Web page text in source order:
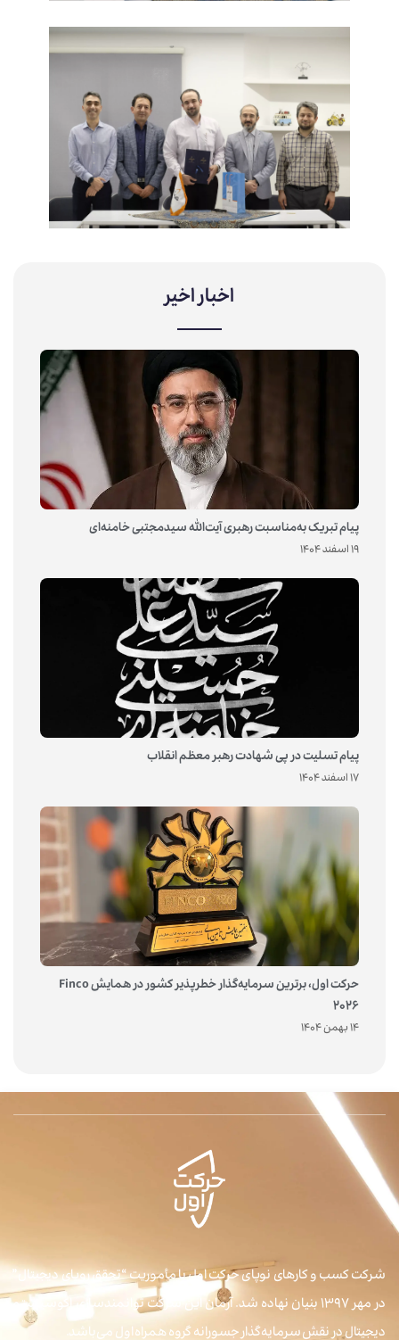
اخبار اخیر
پیام تبریک به‌مناسبت رهبری آیت‌الله سیدمجتبی خامنه‌ای
19 اسفند 1404
پیام تسلیت در پی شهادت رهبر معظم انقلاب
17 اسفند 1404
حرکت اول، برترین سرمایه‌گذار خطرپذیر کشور در همایش Finco
2026
14 بهمن 1404
شرکت کسب و کارهای نوپای حرکت اول با مأموریت “تحقق رویای دیجیتال”
در مهر ۱۳۹۷ بنیان نهاده شد. آرمان این شرکت توانمندسازی اکوسیستم
دیجیتال در نقش سرمایه‌گذار جسورانه گروه همراه اول می‌باشد.